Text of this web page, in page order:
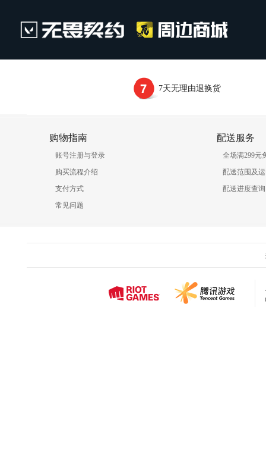
7天无理由退换货
购物指南
账号注册与登录
购买流程介绍
支付方式
常见问题
配送服务
全场满299元
配送范围及
配送进度查询